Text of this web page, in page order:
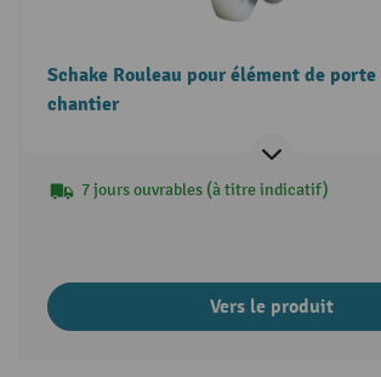
Schake Rouleau pour élément de
chantier
7 jours ouvrables (à titre indicatif)
Vers le produit